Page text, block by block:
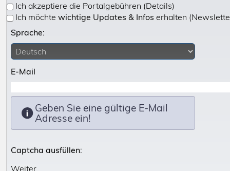
Produkte
&
Zubehör
Registrierung
Impressum
Anleitungen
Ich akzeptiere die Portalgebühren (Details)
Ich möchte wichtige Updates & Infos erhalten
Sprache:
E-Mail
Geben Sie eine gültige E-Mail
Adresse ein!
Captcha ausfüllen: